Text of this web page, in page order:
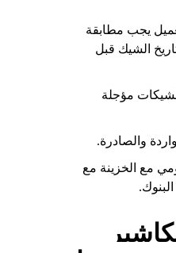
يجب مطابقة
الشيك قبل
مؤجلة
مع الخزينة مع